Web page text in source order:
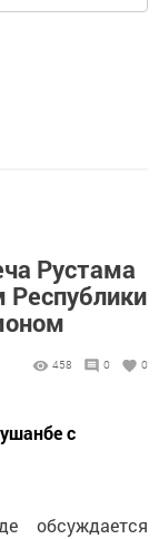
Рустама
Республики
458 0 0
с
обсуждается